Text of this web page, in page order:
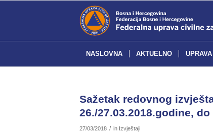
NASLOVNA AKTUELNO UPRAVA
Sažetak redovnog
26./27.03.2018.godine,
27/03/2018 / in Izvještaji